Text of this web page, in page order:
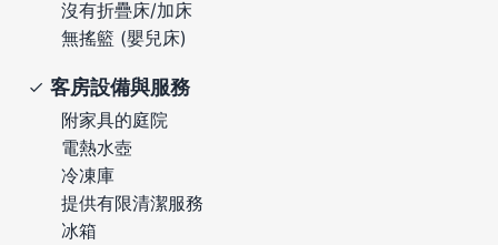
沒有折疊床/加床
無搖籃 (嬰兒床)
客房設備與服務
附家具的庭院
電熱水壺
冷凍庫
提供有限清潔服務
冰箱